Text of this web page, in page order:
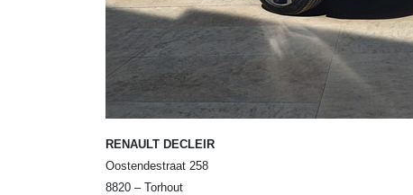
RENAULT DECLEIR
Oostendestraat 258
8820 – Torhout